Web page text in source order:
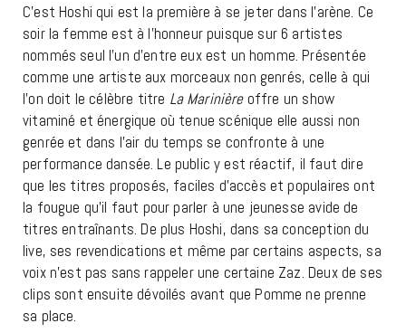
C’est Hoshi qui est la première à se jeter dans l’arène. Ce
soir la femme est à l’honneur puisque sur 6 artistes
nommés seul l’un d’entre eux est un homme. Présentée
comme une artiste aux morceaux non genrés, celle à qui
l’on doit le célèbre titre La Marinière offre un show
vitaminé et énergique où tenue scénique elle aussi non
genrée et dans l’air du temps se confronte à une
performance dansée. Le public y est réactif, il faut dire
que les titres proposés, faciles d’accès et populaires ont
la fougue qu’il faut pour parler à une jeunesse avide de
titres entraînants. De plus Hoshi, dans sa conception du
live, ses revendications et même par certains aspects, sa
voix n’est pas sans rappeler une certaine Zaz. Deux de ses
clips sont ensuite dévoilés avant que Pomme ne prenne
sa place.